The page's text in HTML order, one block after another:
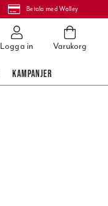
Betala med Walley
Logga in Varukorg
KAMPANJER